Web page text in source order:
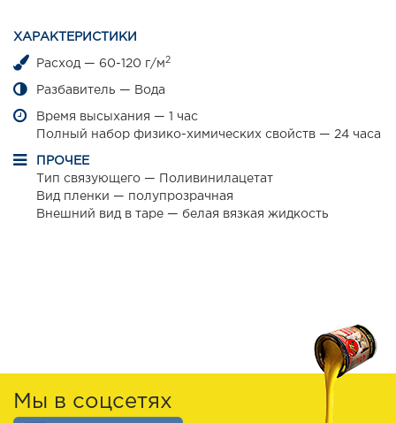
ХАРАКТЕРИСТИКИ
Расход — 60-120 г/м 2
Разбавитель — Вода
Время высыхания — 1 час
Полный набор физико-химических свойств — 24 часа
ПРОЧЕЕ
Тип связующего — Поливинилацетат
Вид пленки — полупрозрачная
Внешний вид в таре — белая вязкая жидкость
Мы в соцсетях